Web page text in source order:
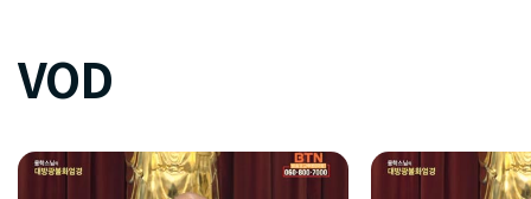
VOD